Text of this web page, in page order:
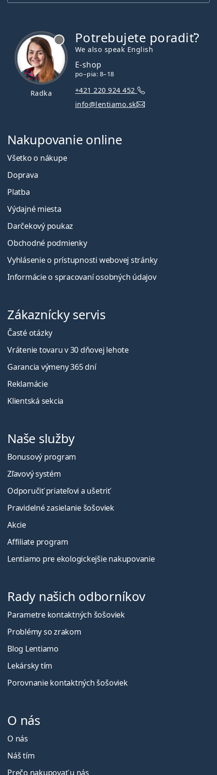
Radka
Potrebujete poradiť?
We also speak English
E-shop
po–pia: 8–18
+421 220 924 452
info@lentiamo.sk
Nakupovanie online
Všetko o nákupe
Doprava
Platba
Výdajné miesta
Darčekový poukaz
Obchodné podmienky
Vyhlásenie o prístupnosti webovej stránky
Informácie o spracovaní osobných údajov
Zákaznícky servis
Časté otázky
Vrátenie tovaru v 30 dňovej lehote
Garancia výmeny 365 dní
Reklamácie
Klientská sekcia
Naše služby
Bonusový program
Zľavový systém
Odporučiť priateľovi a ušetriť
Pravidelné zasielanie šošoviek
Akcie
Affiliate program
Lentiamo pre ekologickejšie nakupovanie
Rady našich odborníkov
Parametre kontaktných šošoviek
Problémy so zrakom
Blog Lentiamo
Lekársky tím
Porovnanie kontaktných šošoviek
O nás
O nás
Náš tím
Prečo nakupovať u nás